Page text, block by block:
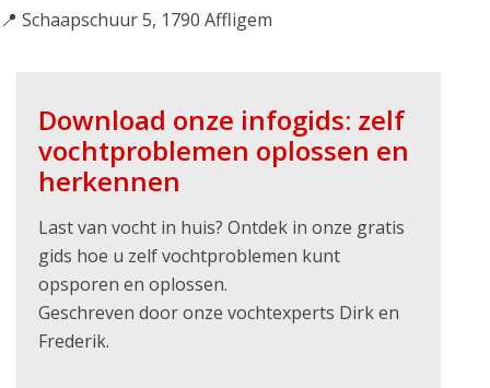
📍 Schaapschuur 5, 1790 Affligem
Download onze infogids: zelf
vochtproblemen oplossen en
herkennen
Last van vocht in huis? Ontdek in onze gratis
gids hoe u zelf vochtproblemen kunt
opsporen en oplossen.
Geschreven door onze vochtexperts Dirk en
Frederik.